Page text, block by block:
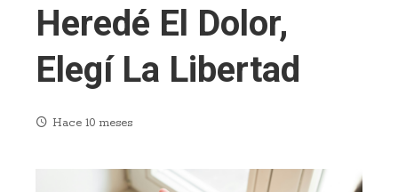
Heredé El Dolor,
Elegí La Libertad
Hace 10 meses